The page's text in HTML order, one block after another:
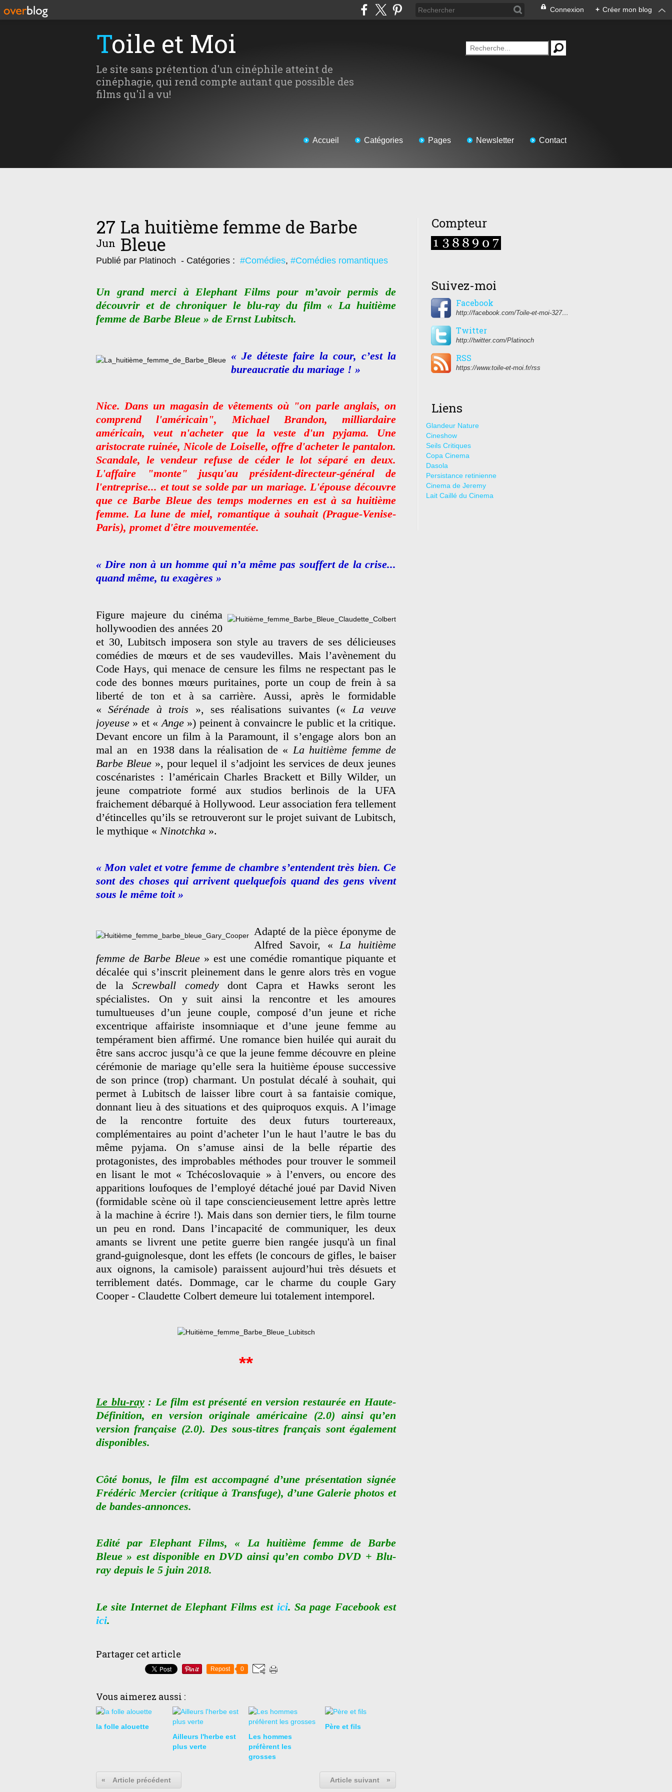
Connexion + Créer mon blog
Toile et Moi
Le site sans prétention d'un cinéphile atteint de
cinéphagie, qui rend compte autant que possible des
films qu'il a vu!
Accueil Catégories Pages Newsletter Contact
27
Jun
La huitième femme de Barbe
Bleue
Publié par Platinoch - Catégories : #Comédies, #Comédies romantiques
Un grand merci à Elephant Films pour m’avoir permis de
découvrir et de chroniquer le blu-ray du film « La huitième
femme de Barbe Bleue » de Ernst Lubitsch.
« Je déteste faire la cour, c’est la
bureaucratie du mariage ! »
Nice. Dans un magasin de vêtements où "on parle anglais, on
comprend l'américain", Michael Brandon, milliardaire
américain, veut n'acheter que la veste d'un pyjama. Une
aristocrate ruinée, Nicole de Loiselle, offre d'acheter le pantalon.
Scandale, le vendeur refuse de céder le lot séparé en deux.
L'affaire "monte" jusqu'au président-directeur-général de
l'entreprise... et tout se solde par un mariage. L'épouse découvre
que ce Barbe Bleue des temps modernes en est à sa huitième
femme. La lune de miel, romantique à souhait (Prague-Venise-
Paris), promet d'être mouvementée.
« Dire non à un homme qui n’a même pas souffert de la crise...
quand même, tu exagères »
Figure majeure du cinéma
hollywoodien des années 20
et 30, Lubitsch imposera son style au travers de ses délicieuses
comédies de mœurs et de ses vaudevilles. Mais l’avènement du
Code Hays, qui menace de censure les films ne respectant pas le
code des bonnes mœurs puritaines, porte un coup de frein à sa
liberté de ton et à sa carrière. Aussi, après le formidable
«Sérénade à trois », ses réalisations suivantes (« La veuve
joyeuse » et « Ange ») peinent à convaincre le public et la critique.
Devant encore un film à la Paramount, il s’engage alors bon an
mal an en 1938 dans la réalisation de « La huitième femme de
Barbe Bleue », pour lequel il s’adjoint les services de deux jeunes
coscénaristes : l’américain Charles Brackett et Billy Wilder, un
jeune compatriote formé aux studios berlinois de la UFA
fraichement débarqué à Hollywood. Leur association fera tellement
d’étincelles qu’ils se retrouveront sur le projet suivant de Lubitsch,
le mythique « Ninotchka ».
« Mon valet et votre femme de chambre s’entendent très bien. Ce
sont des choses qui arrivent quelquefois quand des gens vivent
sous le même toit »
Adapté de la pièce éponyme de
Alfred Savoir, « La huitième
femme de Barbe Bleue» est une comédie romantique piquante et
décalée qui s’inscrit pleinement dans le genre alors très en vogue
de laScrewball comedydont Capra et Hawks seront les
spécialistes. On y suit ainsi la rencontre et les amoures
tumultueuses d’un jeune couple, composé d’un jeune et riche
excentrique affairiste insomniaque et d’une jeune femme au
tempérament bien affirmé. Une romance bien huilée qui aurait du
être sans accroc jusqu’à ce que la jeune femme découvre en pleine
cérémonie de mariage qu’elle sera la huitième épouse successive
de son prince (trop) charmant. Un postulat décalé à souhait, qui
permet à Lubitsch de laisser libre court à sa fantaisie comique,
donnant lieu à des situations et des quiproquos exquis. A l’image
de la rencontre fortuite des deux futurs tourtereaux,
complémentaires au point d’acheter l’un le haut l’autre le bas du
même pyjama. On s’amuse ainsi de la belle répartie des
protagonistes, des improbables méthodes pour trouver le sommeil
en lisant le mot « Tchécoslovaquie » à l’envers, ou encore des
apparitions loufoques de l’employé détaché joué par David Niven
(formidable scène où il tape consciencieusement lettre après lettre
à la machine à écrire !). Mais dans son dernier tiers, le film tourne
un peu en rond. Dans l’incapacité de communiquer, les deux
amants se livrent une petite guerre bien rangée jusqu'à un final
grand-guignolesque, dont les effets (le concours de gifles, le baiser
aux oignons, la camisole) paraissent aujourd’hui très désuets et
terriblement datés. Dommage, car le charme du couple Gary
Cooper - Claudette Colbert demeure lui totalement intemporel.
**
Le blu-ray: Le film est présenté en version restaurée en Haute-
Définition, en version originale américaine (2.0) ainsi qu’en
version française (2.0). Des sous-titres français sont également
disponibles.
Côté bonus, le film est accompagné d’une présentation signée
Frédéric Mercier (critique à Transfuge), d’une Galerie photos et
de bandes-annonces.
Edité par Elephant Films, « La huitième femme de Barbe
Bleue » est disponible en DVD ainsi qu’en combo DVD + Blu-
ray depuis le 5 juin 2018.
Le site Internet de Elephant Films est ici. Sa page Facebook est
ici.
Partager cet article
Repost 0
Vous aimerez aussi :
la folle alouette
Ailleurs l'herbe est
plus verte
Les hommes
préfèrent les
grosses
Père et fils
« Article précédent Article suivant »
Compteur
Suivez-moi
Facebook
http://facebook.com/Toile-et-moi-327459350627274/
Twitter
http://twitter.com/Platinoch
RSS
https://www.toile-et-moi.fr/rss
Liens
Glandeur Nature
Cineshow
Seils Critiques
Copa Cinema
Dasola
Persistance retinienne
Cinema de Jeremy
Lait Caillé du Cinema